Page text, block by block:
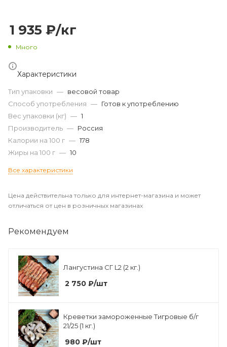
1 935 ₽/кг
Много
Характеристики
Тип упаковки — весовой товар
Способ употребления — Готов к употреблению
Вес упаковки (кг) — 1
Производитель — Россия
Калории на 100 г — 178
Жиры на 100 г — 10
Все характеристики
Цена действительна только для интернет-магазина и может
отличаться от цен в розничных магазинах
Рекомендуем
Лангустина СГ L2 (2 кг.)
2 750 ₽/шт
Креветки замороженные Тигровые б/г
21/25 (1 кг.)
980 ₽/шт